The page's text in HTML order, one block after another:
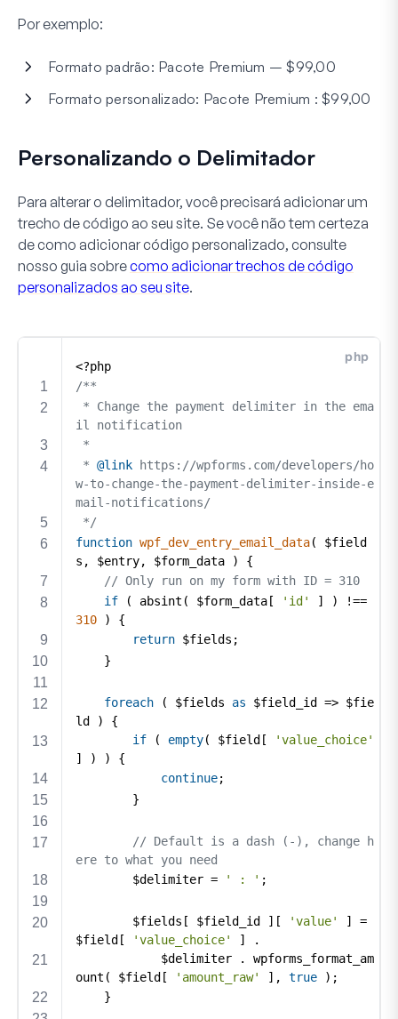
Por exemplo:
Formato padrão: Pacote Premium – $99,00
Formato personalizado: Pacote Premium : $99,00
Personalizando o Delimitador
Para alterar o delimitador, você precisará adicionar um
trecho de código ao seu site. Se você não tem certeza
de como adicionar código personalizado, consulte
nosso guia sobrecomo adicionar trechos de código
personalizados ao seu site.